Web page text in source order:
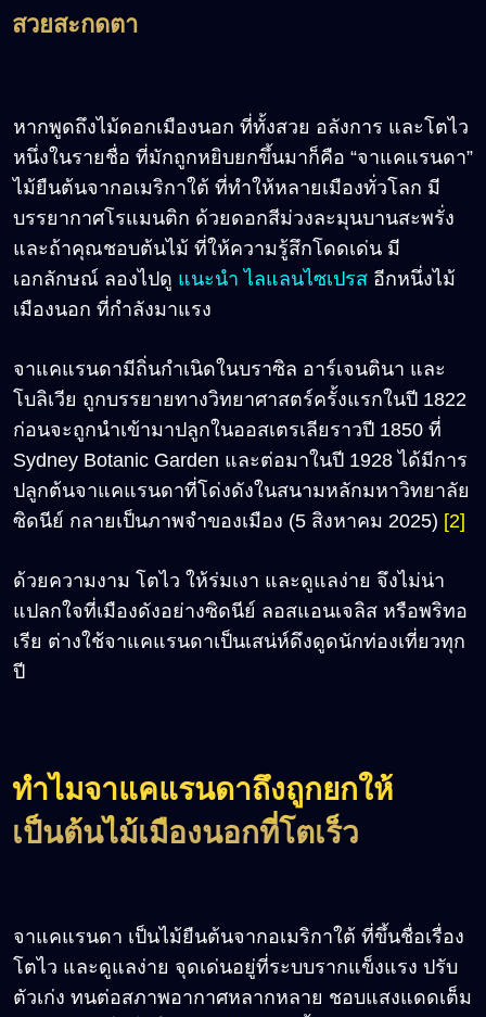
สวยสะกดตา
หากพูดถึงไม้ดอกเมืองนอก ที่ทั้งสวย อลังการ และโตไว
หนึ่งในรายชื่อ ที่มักถูกหยิบยกขึ้นมาก็คือ “จาแคแรนดา”
ไม้ยืนต้นจากอเมริกาใต้ ที่ทำให้หลายเมืองทั่วโลก มี
บรรยากาศโรแมนติก ด้วยดอกสีม่วงละมุนบานสะพรั่ง
และถ้าคุณชอบต้นไม้ ที่ให้ความรู้สึกโดดเด่น มี
เอกลักษณ์ ลองไปดู แนะนำ ไลแลนไซเปรส อีกหนึ่งไม้
เมืองนอก ที่กำลังมาแรง
จาแคแรนดามีถิ่นกำเนิดในบราซิล อาร์เจนตินา และ
โบลิเวีย ถูกบรรยายทางวิทยาศาสตร์ครั้งแรกในปี 1822
ก่อนจะถูกนำเข้ามาปลูกในออสเตรเลียราวปี 1850 ที่
Sydney Botanic Garden และต่อมาในปี 1928 ได้มีการ
ปลูกต้นจาแคแรนดาที่โด่งดังในสนามหลักมหาวิทยาลัย
ซิดนีย์ กลายเป็นภาพจำของเมือง (5 สิงหาคม 2025) [2]
ด้วยความงาม โตไว ให้ร่มเงา และดูแลง่าย จึงไม่น่า
แปลกใจที่เมืองดังอย่างซิดนีย์ ลอสแอนเจลิส หรือพริทอ
เรีย ต่างใช้จาแคแรนดาเป็นเสน่ห์ดึงดูดนักท่องเที่ยวทุก
ปี
ทำไมจาแคแรนดาถึงถูกยกให้
เป็นต้นไม้เมืองนอกที่โตเร็ว
จาแคแรนดา เป็นไม้ยืนต้นจากอเมริกาใต้ ที่ขึ้นชื่อเรื่อง
โตไว และดูแลง่าย จุดเด่นอยู่ที่ระบบรากแข็งแรง ปรับ
ตัวเก่ง ทนต่อสภาพอากาศหลากหลาย ชอบแสงแดดเต็ม